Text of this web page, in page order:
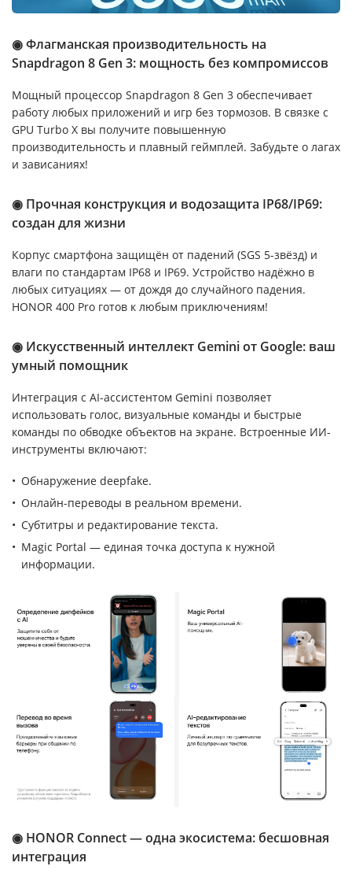
◉ Флагманская производительность на
Snapdragon 8 Gen 3: мощность без компромиссов
Мощный процессор Snapdragon 8 Gen 3 обеспечивает
работу любых приложений и игр без тормозов. В связке с
GPU Turbo X вы получите повышенную
производительность и плавный геймплей. Забудьте о лагах
и зависаниях!
◉ Прочная конструкция и водозащита IP68/IP69:
создан для жизни
Корпус смартфона защищён от падений (SGS 5-звёзд) и
влаги по стандартам IP68 и IP69. Устройство надёжно в
любых ситуациях — от дождя до случайного падения.
HONOR 400 Pro готов к любым приключениям!
◉ Искусственный интеллект Gemini от Google: ваш
умный помощник
Интеграция с AI-ассистентом Gemini позволяет
использовать голос, визуальные команды и быстрые
команды по обводке объектов на экране. Встроенные ИИ-
инструменты включают:
Обнаружение deepfake.
Онлайн-переводы в реальном времени.
Субтитры и редактирование текста.
Magic Portal — единая точка доступа к нужной
информации.
◉ HONOR Connect — одна экосистема: бесшовная
интеграция